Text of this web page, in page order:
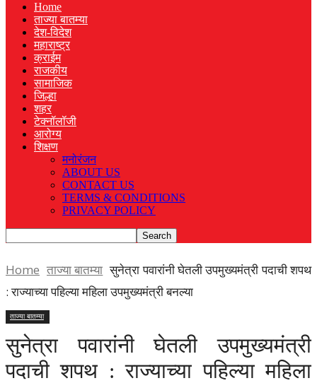
Home
ताज्या बातम्या
देश-विदेश
महाराष्ट्र
क्राईम
राजकीय
सामाजिक
जिल्हा
शहर
टेक्नॉलॉजी
आरोग्य
शिक्षण
मनोरंजन
ABOUT US
CONTACT US
TERMS & CONDITIONS
PRIVACY POLICY
Home ताज्या बातम्या सुनेत्रा पवारांनी घेतली उपमुख्यमंत्री पदाची शपथ
: राज्याच्या पहिल्या महिला उपमुख्यमंत्री बनल्या
ताज्या बातम्या
सुनेत्रा पवारांनी घेतली उपमुख्यमंत्री
पदाची शपथ : राज्याच्या पहिल्या महिला